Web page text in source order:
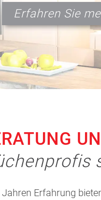
Erfahren Sie
Erfahrung